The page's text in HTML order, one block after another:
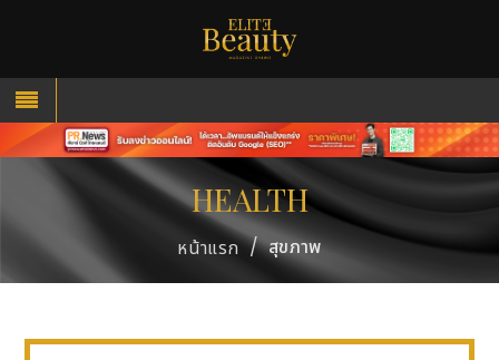
HEALTH
หน้าแรก / สุขภาพ